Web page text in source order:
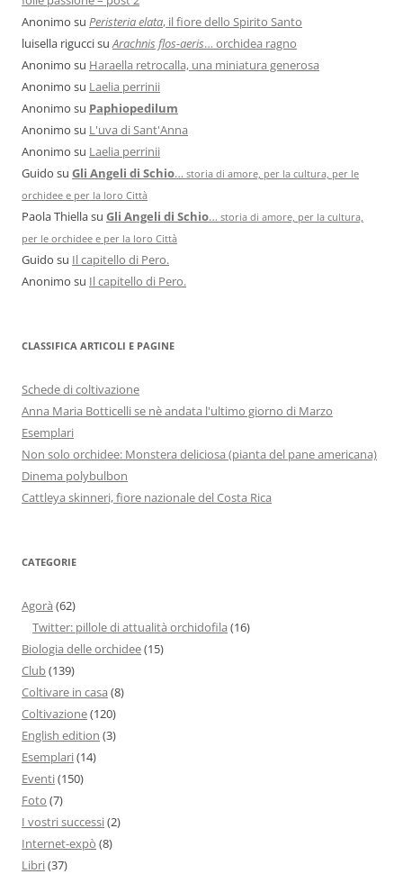
Anonimo su Peristeria elata, il fiore dello Spirito Santo
luisella riguccisu Arachnis flos-aeris… orchidea ragno
Anonimo su Haraella retrocalla, una miniatura generosa
Anonimo su Laelia perrinii
Anonimo su Paphiopedilum
Anonimo su L'uva di Sant'Anna
Anonimo su Laelia perrinii
Guido su Gli Angeli di Schio… storia di amore, per la cultura, per le
orchidee e per la loro Città
Paola Thiellasu Gli Angeli di Schio… storia di amore, per la cultura,
per le orchidee e per la loro Città
Guido su Il capitello di Pero.
Anonimo su Il capitello di Pero.
CLASSIFICA ARTICOLI E PAGINE
Schede di coltivazione
Anna Maria Botticelli se nè andata l'ultimo giorno di Marzo
Esemplari
Non solo orchidee: Monstera deliciosa (pianta del pane americana)
Dinema polybulbon
Cattleya skinneri, fiore nazionale del Costa Rica
CATEGORIE
Agorà (62)
Twitter: pillole di attualità orchidofila (16)
Biologia delle orchidee(15)
Club(139)
Coltivare in casa (8)
Coltivazione(120)
English edition (3)
Esemplari(14)
Eventi(150)
Foto (7)
I vostri successi(2)
Internet-expò (8)
Libri(37)